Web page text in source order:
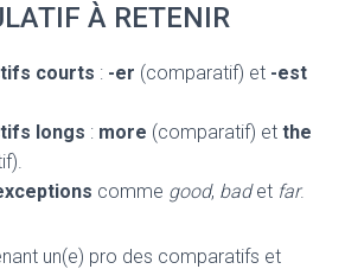
À RETENIR
courts : -er (comparatif) et -est
longs : more (comparatif) et the
comme good, badet far.
un(e) pro des comparatifs et